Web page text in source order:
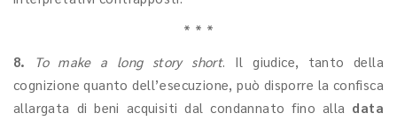
* * *
8. To make a long story short. Il giudice, tanto della
cognizione quanto dell’esecuzione, può disporre la confisca
allargata di beni acquisiti dal condannato fino alla data